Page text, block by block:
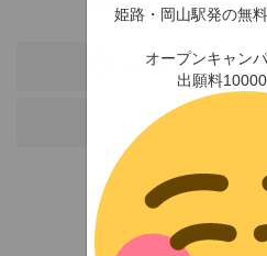
姫路・岡山駅発の無
オープンキャン
出願料10000
TEL：0791-46-2525（代）
アクセス